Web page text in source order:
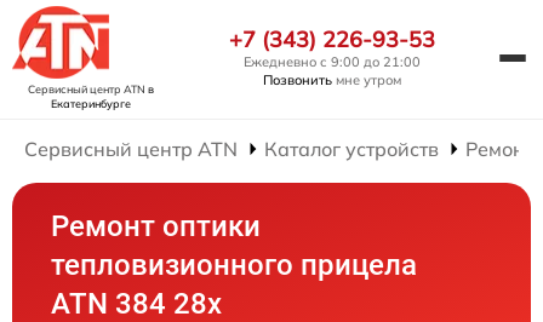
Сервисный центр ATN в
Екатеринбурге
+7 (343) 226-93-53
Ежедневно с 9:00 до 21:00
Позвонить мне утром
Сервисный центр ATN Каталог устройств Ремонт
Ремонт оптики
тепловизионного прицела
ATN 384 28x